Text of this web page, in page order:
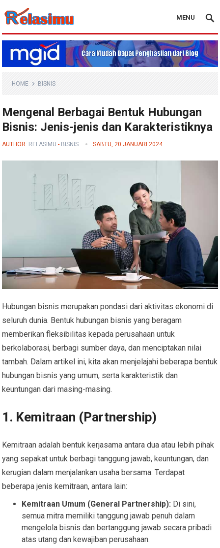
Blog Relasimu
MENU
HOME BISNIS
Mengenal Berbagai Bentuk Hubungan
Bisnis: Jenis-jenis dan Karakteristiknya
AUTHOR: RELASIMU - BISNIS SABTU, 20 JANUARI 2024
Hubungan bisnis merupakan pondasi dari aktivitas ekonomi di
seluruh dunia. Bentuk hubungan bisnis yang beragam
memberikan fleksibilitas kepada perusahaan untuk
berkolaborasi, berbagi sumber daya, dan menciptakan nilai
tambah. Dalam artikel ini, kita akan menjelajahi beberapa bentuk
hubungan bisnis yang umum, serta karakteristik dan
keuntungan dari masing-masing.
1. Kemitraan (Partnership)
Kemitraan adalah bentuk kerjasama antara dua atau lebih pihak
yang sepakat untuk berbagi tanggung jawab, keuntungan, dan
kerugian dalam menjalankan usaha bersama. Terdapat
beberapa jenis kemitraan, antara lain:
Kemitraan Umum (General Partnership): Di sini,
semua mitra memiliki tanggung jawab penuh dalam
mengelola bisnis dan bertanggung jawab secara pribadi
atas utang dan kewajiban perusahaan.